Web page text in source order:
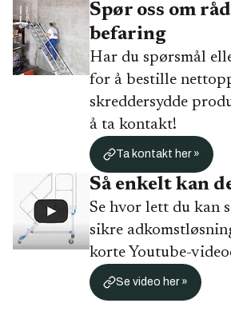
Spør oss om
befaring
Har du spørsmål
for å bestille
skreddersydde
å ta kontakt!
Ta kontakt her »
Så enkelt kan
Se hvor lett du kan
sikre
korte Youtube-
Se video her »